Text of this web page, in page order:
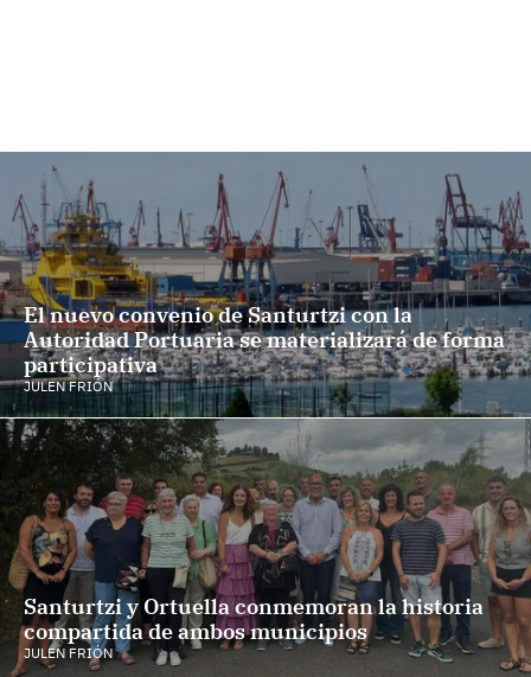
El nuevo convenio de Santurtzi con la
Autoridad Portuaria se materializará de forma
participativa
JULEN FRIÓN
Santurtzi y Ortuella conmemoran la historia
compartida de ambos municipios
JULEN FRIÓN